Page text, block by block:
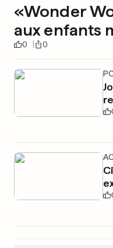
«Wonder
aux enfants
0 0